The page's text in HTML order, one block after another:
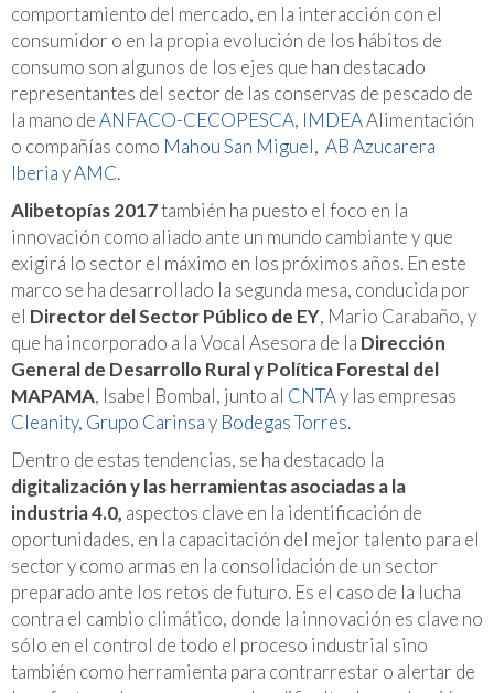
comportamiento del mercado, en la interacción con el
consumidor o en la propia evolución de los hábitos de
consumo son algunos de los ejes que han destacado
representantes del sector de las conservas de pescado de
la mano deANFACO-CECOPESCA, IMDEAAlimentación
o compañías como Mahou San Miguel, AB Azucarera
IberiayAMC.
Alibetopías 2017también ha puesto el foco en la
innovación como aliado ante un mundo cambiante y que
exigirá lo sector el máximo en los próximos años. En este
marco se ha desarrollado la segunda mesa, conducida por
el Director del Sector Público de EY, Mario Carabaño, y
que ha incorporado a la Vocal Asesora de la Dirección
General de Desarrollo Rural y Política Forestal del
MAPAMA, Isabel Bombal, junto al CNTAy las empresas
Cleanity, Grupo Carinsay Bodegas Torres.
Dentro de estas tendencias, se ha destacado la
digitalización y las herramientas asociadas a la
industria 4.0, aspectos clave en la identificación de
oportunidades, en la capacitación del mejor talento para el
sector y como armas en la consolidación de un sector
preparado ante los retos de futuro. Es el caso de la lucha
contra el cambio climático, donde la innovación es clave no
sólo en el control de todo el proceso industrial sino
también como herramienta para contrarrestar o alertar de